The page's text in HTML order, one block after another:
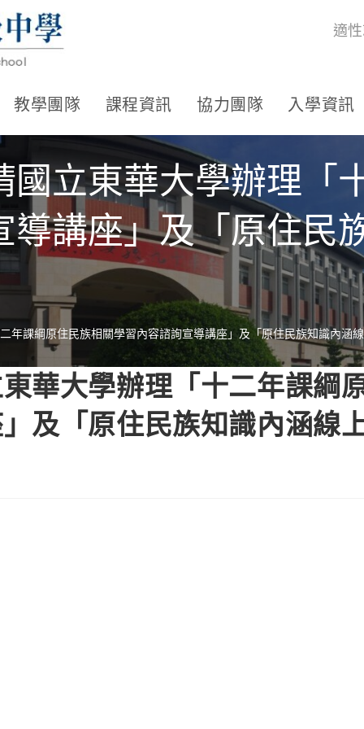
適
教學團隊 課程資訊 協力團隊 入學資訊
立東華大學辦理「
講座」及「原住民
年課綱原住民族相關學習內容諮詢宣導講座」及「原住民族知識內涵
華大學辦理「十二年課綱
及「原住民族知識內涵線